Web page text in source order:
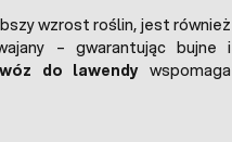
wzrost roślin, jest również
– gwarantując bujne i
do lawendy wspomaga